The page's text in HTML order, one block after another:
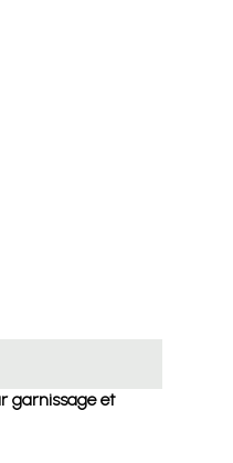
garnissage et